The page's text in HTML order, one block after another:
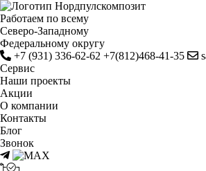
Работаем по всему
Cеверо-Западному
Федеральному округу
+7 (931) 336-62-62 +7(812)468-41-35
Cервис
Наши проекты
Акции
О компании
Контакты
Блог
Звонок